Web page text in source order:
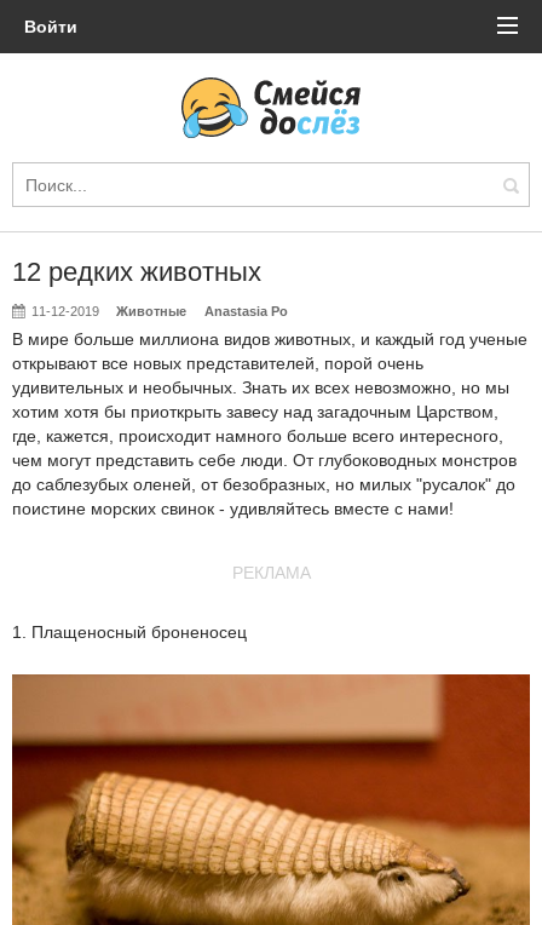
Войти
12 редких животных
11-12-2019 Животные Anastasia Po
В мире больше миллиона видов животных, и каждый год ученые
открывают все новых представителей, порой очень
удивительных и необычных. Знать их всех невозможно, но мы
хотим хотя бы приоткрыть завесу над загадочным Царством,
где, кажется, происходит намного больше всего интересного,
чем могут представить себе люди. От глубоководных монстров
до саблезубых оленей, от безобразных, но милых "русалок" до
поистине морских свинок - удивляйтесь вместе с нами!
РЕКЛАМА
1. Плащеносный броненосец